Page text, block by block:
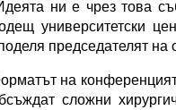
ни е чрез това
университетски
председателят
на
сложни